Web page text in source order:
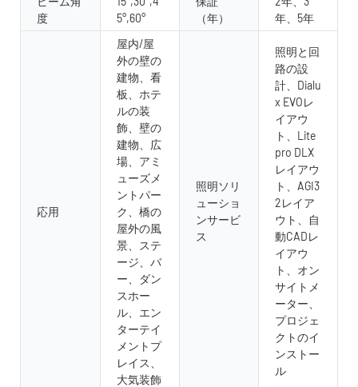
度
5°,60°
（年）
年、5年
応用
屋内/屋
外の壁の
建物、看
板、ホテ
ルの装
飾、壁の
建物、広
場、アミ
ューズメ
ントパー
ク、橋の
屋外の風
景、ステ
ージ、バ
ー、ダン
スホー
ル、エン
ターテイ
メントプ
レイス、
大気装飾
照明ソリ
ューショ
ンサービ
ス
照明と回
路の設
計、Dialu
x EVOレ
イアウ
ト、Lite
pro DLX
レイアウ
ト、AGI3
2レイア
ウト、自
動CADレ
イアウ
ト、オン
サイトメ
ーター、
プロジェ
クトのイ
ンストー
ル